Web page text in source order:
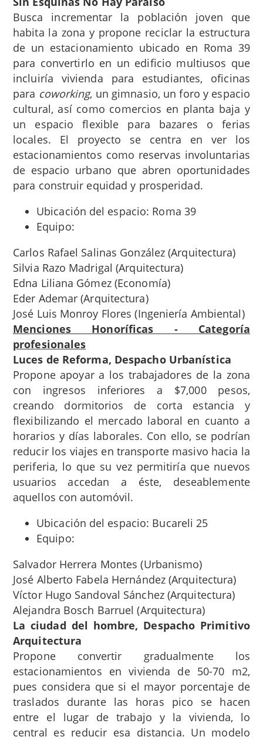
Busca incrementar la población joven que
habita la zona y propone reciclar la estructura
de un estacionamiento ubicado en Roma 39
para convertirlo en un edificio multiusos que
incluiría vivienda para estudiantes, oficinas
para coworking, un gimnasio, un foro y espacio
cultural, así como comercios en planta baja y
un espacio flexible para bazares o ferias
locales. El proyecto se centra en ver los
estacionamientos como reservas involuntarias
de espacio urbano que abren oportunidades
para construir equidad y prosperidad.
Ubicación del espacio: Roma 39
Equipo:
Carlos Rafael Salinas González (Arquitectura)
Silvia Razo Madrigal (Arquitectura)
Edna Liliana Gómez (Economía)
Eder Ademar (Arquitectura)
José Luis Monroy Flores (Ingeniería Ambiental)
Menciones Honoríficas - Categoría
profesionales
Luces de Reforma, Despacho Urbanística
Propone apoyar a los trabajadores de la zona
con ingresos inferiores a $7,000 pesos,
creando dormitorios de corta estancia y
flexibilizando el mercado laboral en cuanto a
horarios y días laborales. Con ello, se podrían
reducir los viajes en transporte masivo hacia la
periferia, lo que su vez permitiría que nuevos
usuarios accedan a éste, deseablemente
aquellos con automóvil.
Ubicación del espacio: Bucareli 25
Equipo:
Salvador Herrera Montes (Urbanismo)
José Alberto Fabela Hernández (Arquitectura)
Víctor Hugo Sandoval Sánchez (Arquitectura)
Alejandra Bosch Barruel (Arquitectura)
La ciudad del hombre, Despacho Primitivo
Arquitectura
Propone convertir gradualmente los
estacionamientos en vivienda de 50-70 m2,
pues considera que si el mayor porcentaje de
traslados durante las horas pico se hacen
entre el lugar de trabajo y la vivienda, lo
central es reducir esa distancia. Un modelo